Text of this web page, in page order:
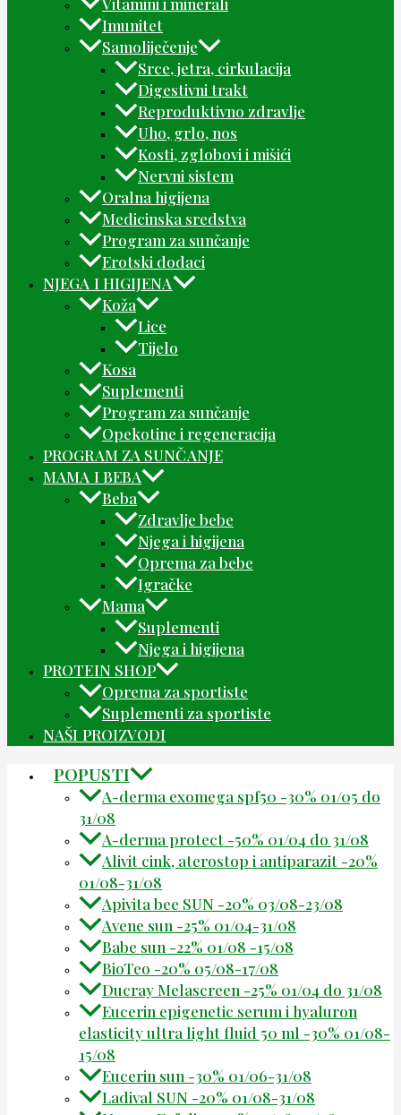
Vitamini i minerali
Imunitet
Samoliječenje
Srce, jetra, cirkulacija
Digestivni trakt
Reproduktivno zdravlje
Uho, grlo, nos
Kosti, zglobovi i mišići
Nervni sistem
Oralna higijena
Medicinska sredstva
Program za sunčanje
Erotski dodaci
NJEGA I HIGIJENA
Koža
Lice
Tijelo
Kosa
Suplementi
Program za sunčanje
Opekotine i regeneracija
PROGRAM ZA SUNČANJE
MAMA I BEBA
Beba
Zdravlje bebe
Njega i higijena
Oprema za bebe
Igračke
Mama
Suplementi
Njega i higijena
PROTEIN SHOP
Oprema za sportiste
Suplementi za sportiste
NAŠI PROIZVODI
POPUSTI
A-derma exomega spf50 -30% 01/05 do
31/08
A-derma protect -50% 01/04 do 31/08
Alivit cink, aterostop i antiparazit -20%
01/08-31/08
Apivita bee SUN -20% 03/08-23/08
Avene sun -25% 01/04-31/08
Babe sun -22% 01/08 -15/08
BioTeo -20% 05/08-17/08
Ducray Melascreen -25% 01/04 do 31/08
Eucerin epigenetic serum i hyaluron
elasticity ultra light fluid 50 ml -30% 01/08-
15/08
Eucerin sun -30% 01/06-31/08
Ladival SUN -20% 01/08-31/08